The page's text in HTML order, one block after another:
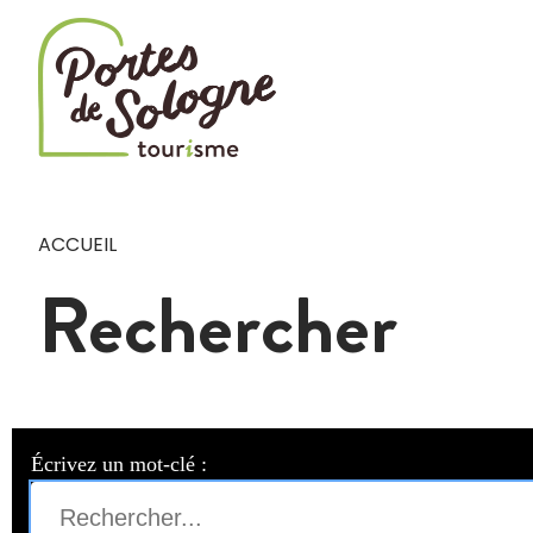
ACCUEIL
Rechercher
Écrivez un mot-clé :